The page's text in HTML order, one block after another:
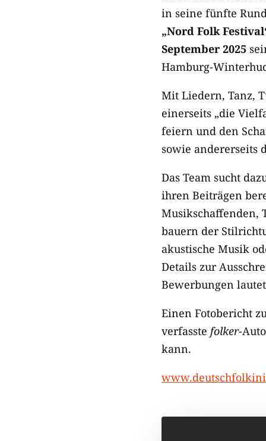
in seine fünfte
„Nord Folk
September 2025
Hamburg-
Mit Liedern, Tanz,
einerseits „die
feiern und den
sowie andererseits
Das Team sucht
ihren Beiträgen
Musikschaffenden,
bauern der
akustische Musik
Details zur
Bewerbungen
Einen Fotobericht
verfasste folker-
kann.